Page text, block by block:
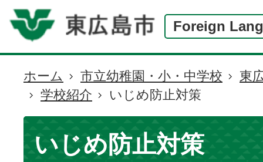
Foreign
現
在
の
位
置
ホーム 市立幼稚園・小・中学校
東
学校紹介
いじめ防止対策
いじめ防止対策